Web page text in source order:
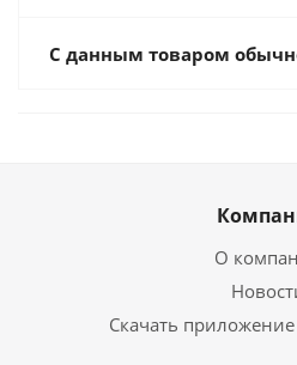
С данным товаром
О
Скачать